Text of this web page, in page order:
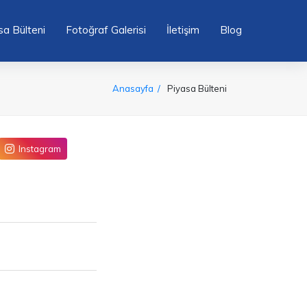
Bülteni Fotoğraf Galerisi İletişim Blog
Anasayfa Piyasa Bülteni
Instagram